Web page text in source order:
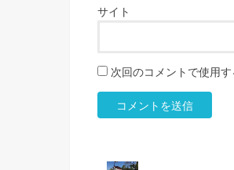
サイト
次回のコメントで使用